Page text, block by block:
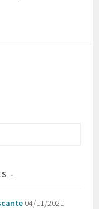
04/11/2021